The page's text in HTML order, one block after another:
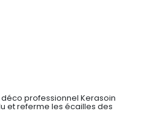
professionnel Kerasoin
et referme les écailles des